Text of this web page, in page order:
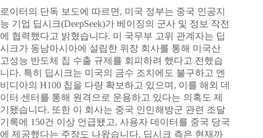
로이터의 단독 보도에 따르면, 미국 정부는 중국 인공지
능 기업 딥시크(DeepSeek)가 베이징의 군사 및 정보 작전
에 협력했다고 밝혔습니다. 미 국무부 고위 관계자는 딥
시크가 동남아시아에 설립한 위장 회사를 통해 미국산
고성능 반도체 칩 수출 규제를 회피하려 했다고 전했습
니다. 특히 딥시크는 미국의 금수 조치에도 불구하고 엔
비디아의 H100 칩을 다량 확보하고 있으며, 이를 해외 데
이터 센터를 통해 원격으로 운용하고 있다는 의혹도 제
기됐습니다. 또한 이 회사는 중국 인민해방군 관련 조달
기록에 150건 이상 언급됐고, 사용자 데이터를 중국 당국
에 제공했다는 주장도 나왔습니다. 딥시크 측은 현재까